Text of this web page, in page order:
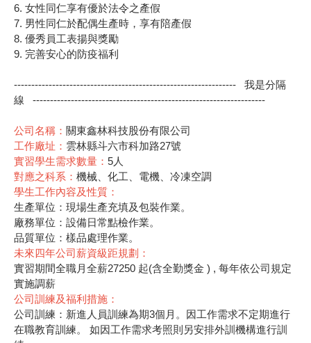
6. 女性同仁享有優於法令之產假
7. 男性同仁於配偶生產時，享有陪產假
8. 優秀員工表揚與獎勵
9. 完善安心的防疫福利
---------------------------------------------------------------- 我是分隔
線 -------------------------------------------------------------------
公司名稱： 關東鑫林科技股份有限公司
工作廠址： 雲林縣斗六市科加路27號
實習學生需求數量： 5人
對應之科系： 機械、化工、電機、冷凍空調
學生工作內容及性質：
生產單位：現場生產充填及包裝作業。
廠務單位：設備日常點檢作業。
品質單位：樣品處理作業。
未來四年公司薪資級距規劃：
實習期間全職月全薪27250 起(含全勤獎金 ) , 每年依公司規定
實施調薪
公司訓練及福利措施：
公司訓練：新進人員訓練為期3個月。因工作需求不定期進行
在職教育訓練。 如因工作需求考照則另安排外訓機構進行訓